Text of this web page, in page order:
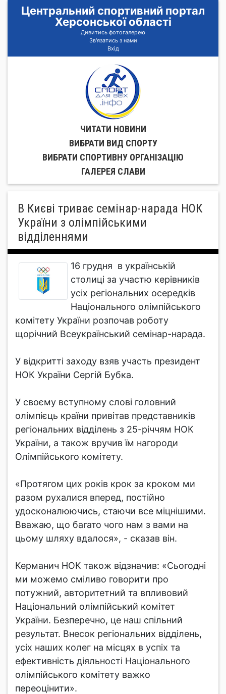
Центральний спортивний портал
Херсонської області
Дивитись фотогалерею
Зв'язатись з нами
Вхід
ЧИТАТИ НОВИНИ
ВИБРАТИ ВИД СПОРТУ
ВИБРАТИ СПОРТИВНУ ОРГАНIЗАЦIЮ
ГАЛЕРЕЯ СЛАВИ
В Києві триває семінар-нарада НОК
України з олімпійськими
відділеннями
16 грудня в українській
столиці за участю керівників
усіх регіональних осередків
Національного олімпійського
комітету України розпочав роботу
щорічний Всеукраїнський семінар-нарада.
У відкритті заходу взяв участь президент
НОК України Сергій Бубка.
У своєму вступному слові головний
олімпієць країни привітав представників
регіональних відділень з 25-річчям НОК
України, а також вручив їм нагороди
Олімпійського комітету.
«Протягом цих років крок за кроком ми
разом рухалися вперед, постійно
удосконалюючись, стаючи все міцнішими.
Вважаю, що багато чого нам з вами на
цьому шляху вдалося», - сказав він.
Керманич НОК також відзначив: «Сьогодні
ми можемо сміливо говорити про
потужний, авторитетний та впливовий
Національний олімпійський комітет
України. Безперечно, це наш спільний
результат. Внесок регіональних відділень,
усіх наших колег на місцях в успіх та
ефективність діяльності Національного
олімпійського комітету важко
переоцінити».